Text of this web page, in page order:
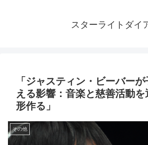
スターライトダイ
「ジャスティン・ビーバー
える影響：音楽と慈善活動
形作る」
その他